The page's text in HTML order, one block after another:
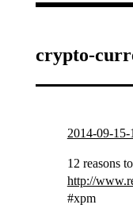
crypto-
2014-09-15-
12 reasons
http://
#xpm